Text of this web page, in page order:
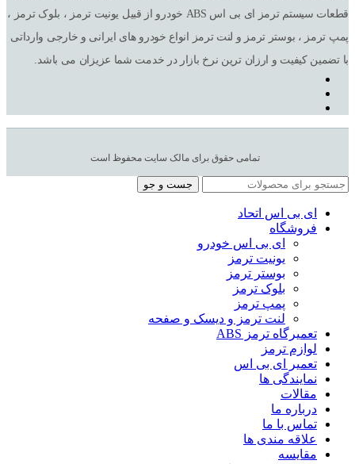
قطعات سیستم ترمز ای بی اس ABS خودرو از قبیل یونیت ترمز ، بلوک ترمز ،
پمپ ترمز ، بوستر ترمز و لنت ترمز انواع خودرو های ایرانی و خارجی وارداتی
با تضمین کیفیت و ارزان ترین نرخ بازار در خدمت شما عزیزان می باشد.
تمامی حقوق برای مالک سایت محفوظ است
جست و جو
ای بی اس اتحاد
فروشگاه
ای بی اس خودرو
یونیت ترمز
بوستر ترمز
بلوک ترمز
پمپ ترمز
لنت ترمز و دیسک و صفحه
تعمیرگاه ترمز ABS
لوازم ترمز
تعمیر ای بی اس
نمایندگی ها
مقالات
درباره ما
تماس با ما
علاقه مندی ها
مقایسه